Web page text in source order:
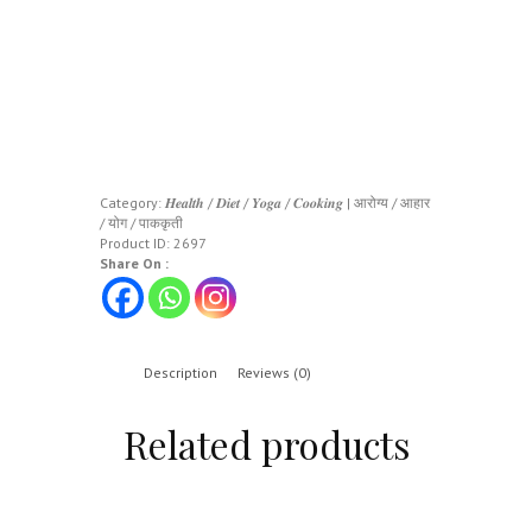
Category: 𝑯𝒆𝒂𝒍𝒕𝒉 / 𝑫𝒊𝒆𝒕 / 𝒀𝒐𝒈𝒂 / 𝑪𝒐𝒐𝒌𝒊𝒏𝒈 | आरोग्य / आहार
/ योग / पाककृती
Product ID: 2697
Share On :
Description Reviews (0)
Related products